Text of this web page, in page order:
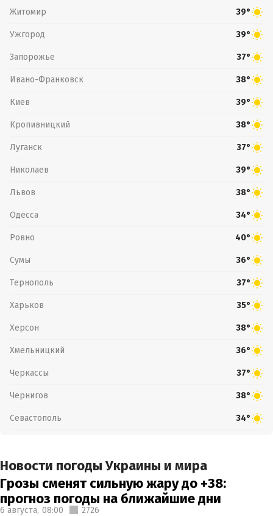
Житомир 39°
Ужгород 39°
Запорожье 37°
Ивано-Франковск 38°
Киев 39°
Кропивницкий 38°
Луганск 37°
Николаев 39°
Львов 38°
Одесса 34°
Ровно 40°
Сумы 36°
Тернополь 37°
Харьков 35°
Херсон 38°
Хмельницкий 36°
Черкассы 37°
Чернигов 38°
Севастополь 34°
Новости погоды Украины и мира
Грозы сменят сильную жару до +38:
прогноз погоды на ближайшие дни
6 августа, 08:00 2726